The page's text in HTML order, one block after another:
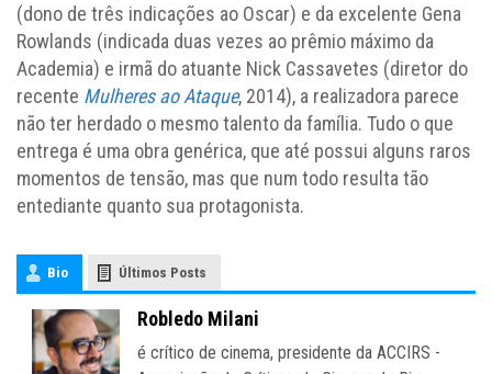
(dono de três indicações ao Oscar) e da excelente Gena
Rowlands (indicada duas vezes ao prêmio máximo da
Academia) e irmã do atuante Nick Cassavetes (diretor do
recente Mulheres ao Ataque, 2014), a realizadora parece
não ter herdado o mesmo talento da família. Tudo o que
entrega é uma obra genérica, que até possui alguns raros
momentos de tensão, mas que num todo resulta tão
entediante quanto sua protagonista.
Bio Últimos Posts
Robledo Milani
é crítico de cinema, presidente da ACCIRS -